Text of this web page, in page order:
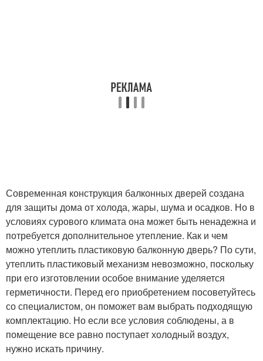
Современная конструкция балконных дверей создана
для защиты дома от холода, жары, шума и осадков. Но в
условиях сурового климата она может быть ненадежна и
потребуется дополнительное утепление. Как и чем
можно утеплить пластиковую балконную дверь? По сути,
утеплить пластиковый механизм невозможно, поскольку
при его изготовлении особое внимание уделяется
герметичности. Перед его приобретением посоветуйтесь
со специалистом, он поможет вам выбрать подходящую
комплектацию. Но если все условия соблюдены, а в
помещение все равно поступает холодный воздух,
нужно искать причину.